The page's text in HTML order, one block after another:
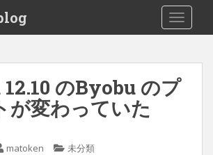
のByobu のプ
が変わっていた
matoken 未分類